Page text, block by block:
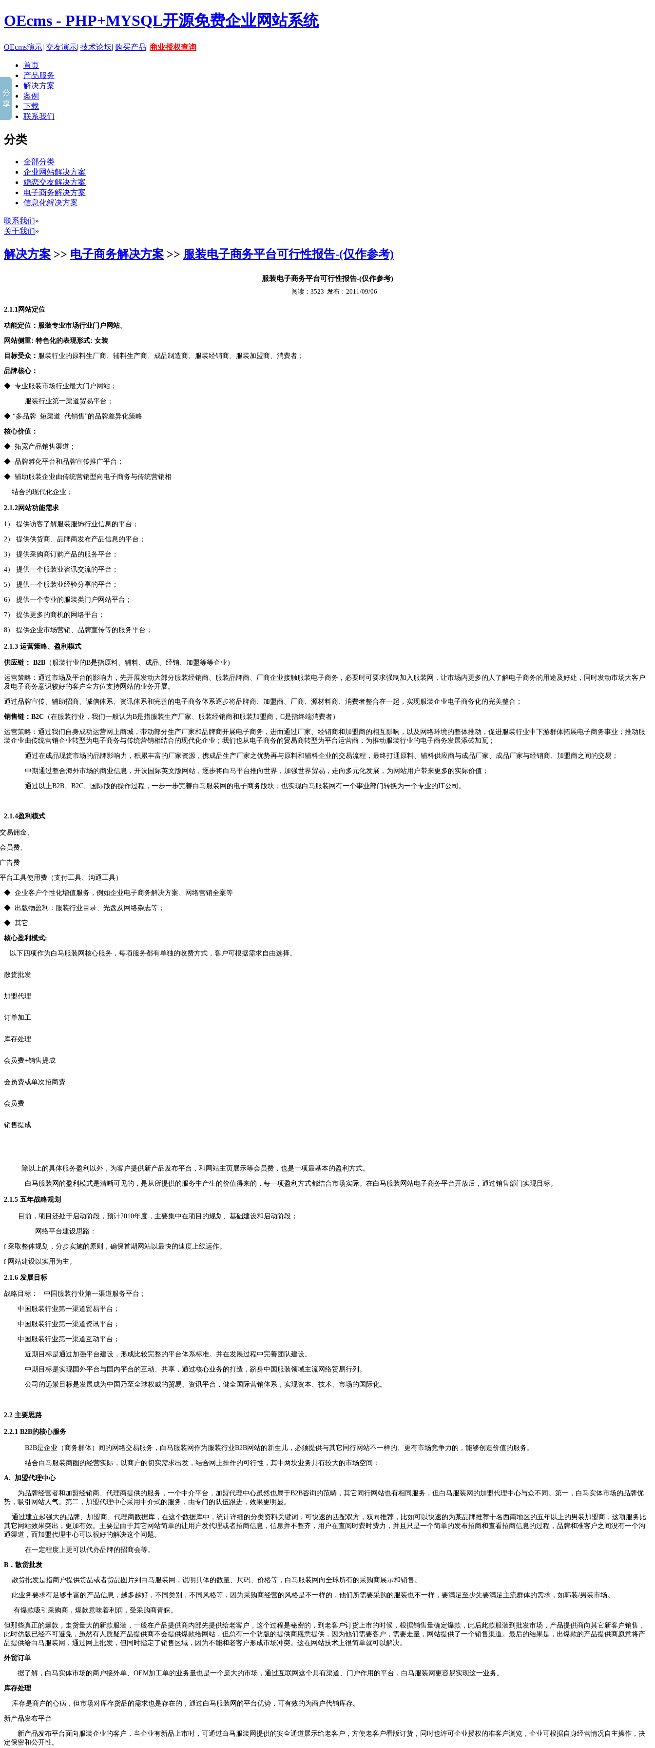
OEcms - PHP+MYSQL开源免费企业网站系统
OEcms演示| 交友演示| 技术论坛| 购买产品| 商业授权查询
首页
产品服务
解决方案
案例
下载
联系我们
分类
全部分类
企业网站解决方案
婚恋交友解决方案
电子商务解决方案
信息化解决方案
联系我们»
关于我们»
解决方案 >> 电子商务解决方案 >> 服装电子商务平台可行性报告-(仅作参考)
服装电子商务平台可行性报告-(仅作参考)
阅读： 3523 发布：2011/09/06
2.1.1 网站定位
功能定位：服装专业市场行业门户网站。
网站侧重: 特色化的表现形式: 女装
目标受众： 服装行业的原料生厂商、辅料生产商、成品制造商、服装经销商、服装加盟商、消费者；
品牌核心：
◆ 专业服装市场行业最大门户网站；
服装行业第一渠道贸易平台；
◆ “多品牌 短渠道 代销售”的品牌差异化策略
核心价值：
◆ 拓宽产品销售渠道；
◆ 品牌孵化平台和品牌宣传推广平台；
◆ 辅助服装企业由传统营销型向电子商务与传统营销相
结合的现代化企业；
2.1.2网站功能需求
1 ） 提供访客了解服装服饰行业信息的平台；
2） 提供供货商、品牌商发布产品信息的平台；
3） 提供采购商订购产品的服务平台；
4） 提供一个服装业咨讯交流的平台；
5） 提供一个服装业经验分享的平台；
6） 提供一个专业的服装类门户网站平台；
7） 提供更多的商机的网络平台；
8） 提供企业市场营销、品牌宣传等的服务平台；
2.1.3 运营策略、盈利模式
供应链： B2B （服装行业的B是指原料、辅料、成品、经销、加盟等等企业）
运营策略：通过市场及平台的影响力，先开展发动大部分服装经销商、服装品牌商、厂商企业接触服装电子商务，必要时可要求强制加入服装网，让市场内更多的人了解电子商务的用途及好处，同时发动市场大客户
及电子商务意识较好的客户全方位支持网站的业务开展。
通过品牌宣传、辅助招商、诚信体系、资讯体系和完善的电子商务体系逐步将品牌商、加盟商、厂商、源材料商、消费者整合在一起，实现服装企业电子商务化的完美整合；
销售链： B2C （在服装行业，我们一般认为B是指服装生产厂家、服装经销商和服装加盟商， C是指终端消费者）
运营策略：通过我们自身成功运营网上商城，带动部分生产厂家和品牌商开展电子商务，进而通过厂家、经销商和加盟商的相互影响，以及网络环境的整体推动，促进服装行业中下游群体拓展电子商务事业；推动服
装企业由传统营销企业转型为电子商务与传统营销相结合的现代化企业；我们也从电子商务的贸易商转型为平台运营商，为推动服装行业的电子商务发展添砖加瓦；
通过在成品现货市场的品牌影响力，积累丰富的厂家资源，携成品生产厂家之优势再与原料和辅料企业的交易流程，最终打通原料、辅料供应商与成品厂家、成品厂家与经销商、加盟商之间的交易；
中期通过整合海外市场的商业信息，开设国际英文版网站，逐步将白马平台推向世界，加强世界贸易，走向多元化发展，为网站用户带来更多的实际价值；
通过以上B2B B2C 、国际版的操作过程，一步一步完善白马服装网的电子商务版块；也实现白马服装网有一个事业部门转换为一个专业的IT公司。
2.1.4盈利模式
交易佣金、
会员费、
广告费
平台工具使用费（支付工具、沟通工具）
◆ 企业客户个性化增值服务，例如企业电子商务解决方案、网络营销全案等
◆ 出版物盈利：服装行业目录、光盘及网络杂志等；
◆ 其它
核心盈利模式:
以下四项作为白马服装网核心服务，每项服务都有单独的收费方式，客户可根据需求自由选择。
散货批发
加盟代理
订单加工
库存处理
会员费+销售提成
会员费或单次招商费
会员费
销售提成
除以上的具体服务盈利以外，为客户提供新产品发布平台，和网站主页展示等会员费，也是一项最基本的盈利方式。
白马服装网的盈利模式是清晰可见的，是从所提供的服务中产生的价值得来的，每一项盈利方式都结合市场实际。在白马服装网站电子商务平台开放后，通过销售部门实现目标。
2.1.5 五年战略规划
目前，项目还处于启动阶段，预计2010年度，主要集中在项目的规划、基础建设和启动阶段；
网络平台建设思路：
î 采取整体规划，分步实施的原则，确保首期网站以最快的速度上线运作。
î 网站建设以实用为主。
2.1.6 发展目标
战略目标： 中国服装行业第一渠道服务平台；
中国服装行业第一渠道贸易平台；
中国服装行业第一渠道资讯平台；
中国服装行业第一渠道互动平台；
近期目标是通过加强平台建设，形成比较完整的平台体系标准。并在发展过程中完善团队建设。
中期目标是实现国外平台与国内平台的互动、共享，通过核心业务的打造，跻身中国服装领域主流网络贸易行列。
公司的远景目标是发展成为中国乃至全球权威的贸易、资讯平台，健全国际营销体系，实现资本、技术、市场的国际化。
2.2 主要思路
2.2.1 B2B的核心服务
B2B是企业（商务群体）间的网络交易服务，白马服装网作为服装行业B2B网站的新生儿，必须提供与其它同行网站不一样的、更有市场竞争力的，能够创造价值的服务。
结合白马服装商圈的经营实际，以商户的切实需求出发，结合网上操作的可行性，其中两块业务具有较大的市场空间：
A. 加盟代理中心
为品牌经营者和加盟经销商、代理商提供的服务，一个中介平台，加盟代理中心虽然也属于B2B咨询的范畴，其它同行网站也有相同服务，但白马服装网的加盟代理中心与众不同。第一，白马实体市场的品牌优
势，吸引网站人气。第二，加盟代理中心采用中介式的服务，由专门的队伍跟进，效果更明显。
通过建立起强大的品牌、加盟商、代理商数据库，在这个数据库中，统计详细的分类资料关键词，可快速的匹配双方，双向推荐，比如可以快速的为某品牌推荐十名西南地区的五年以上的男装加盟商，这项服务比
其它网站效果突出，更加有效。主要是由于其它网站简单的让用户发代理或者招商信息，信息并不整齐，用户在查阅时费时费力，并且只是一个简单的发布招商和查看招商信息的过程，品牌和准客户之间没有一个沟
通渠道，而加盟代理中心可以很好的解决这个问题。
在一定程度上更可以代办品牌的招商会等。
B ．散货批发
散货批发是指商户提供货品或者货品图片到白马服装网，说明具体的数量、尺码、价格等，白马服装网向全球所有的采购商展示和销售。
此业务要求有足够丰富的产品信息，越多越好，不同类别，不同风格等，因为采购商经营的风格是不一样的，他们所需要采购的服装也不一样，要满足至少先要满足主流群体的需求，如韩装/男装市场。
有爆款吸引采购商，爆款意味着利润，受采购商青睐。
但那些真正的爆款，走货量大的新款服装，一般在产品提供商内部先提供给老客户，这个过程是秘密的，到老客户订货上市的时候，根据销售量确定爆款，此后此款服装到批发市场，产品提供商向其它新客户销售，
此时仿版已经不可避免，虽然有人质疑产品提供商不会提供爆款给网站，但总有一个防版的提供商愿意提供，因为他们需要客户，需要走量，网站提供了一个销售渠道。最后的结果是，出爆款的产品提供商愿意将产
品提供给白马服装网，通过网上批发，但同时指定了销售区域，因为不能和老客户形成市场冲突。这在网站技术上很简单就可以解决。
外贸订单
据了解，白马实体市场的商户接外单、 OEM加工单的业务量也是一个庞大的市场，通过互联网这个具有渠道、门户作用的平台，白马服装网更容易实现这一业务。
库存处理
库存是商户的心病，但市场对库存货品的需求也是存在的，通过白马服装网的平台优势，可有效的为商户代销库存。
新产品发布平台
新产品发布平台面向服装企业的客户，当企业有新品上市时，可通过白马服装网提供的安全通道展示给老客户，方便老客户看版订货，同时也许可企业授权的准客户浏览，企业可根据自身经营情况自主操作，决
定保密和公开性。